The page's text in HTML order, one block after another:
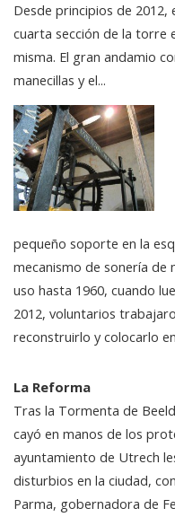
Desde principios de 2012,
cuarta sección de la torre
misma. El gran andamio
manecillas y el...
pequeño soporte en la
mecanismo de sonería de
uso hasta 1960, cuando
2012, voluntarios
reconstruirlo y colocarlo
La Reforma
Tras la Tormenta de
cayó en manos de los
ayuntamiento de Utrech
disturbios en la ciudad,
Parma, gobernadora de